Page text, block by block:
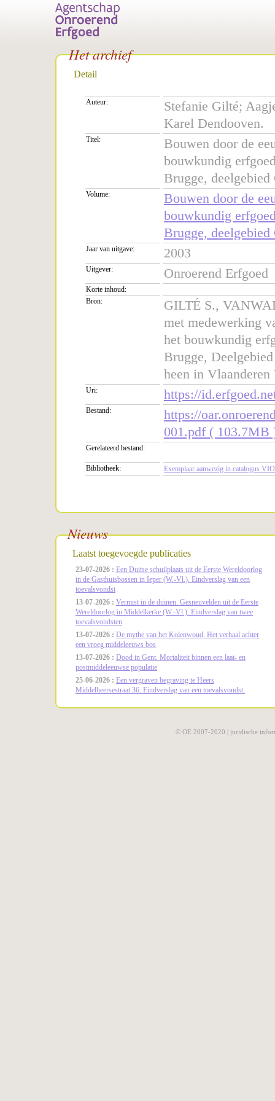
Het archief
Detail
Auteur:
Stefanie Gilté;
Karel Dendooven.
Titel:
Bouwen door de
bouwkundig
Brugge,
Volume:
Bouwen door de
bouwkundig
Brugge,
Jaar van uitgave: 2003
Uitgever: Onroerend Erfgoed
Korte inhoud:
Bron:
GILTÉ S.,
met medewerking
het bouwkundig
Brugge,
heen in
Uri: https://
Bestand:
https://
001.pdf ( 103.7MB
Gerelateerd bestand:
Bibliotheek: Exemplaar aanwezig in catalogus
Nieuws
Laatst toegevoegde publicaties
23-07-2026 : Een Duitse schuilplaats uit de Eerste Wereldoorlog
in de Gasthuisbossen in Ieper (W.-Vl.). Eindverslag van een
toevalsvondst
13-07-2026 : Vermist in de duinen. Gesneuvelden uit de Eerste
Wereldoorlog in Middelkerke (W.-Vl.). Eindverslag van twee
toevalsvondsten
13-07-2026 : De mythe van het Kolenwoud. Het verhaal achter
een vroeg middeleeuws bos
13-07-2026 : Dood in Gent. Mortaliteit binnen een laat- en
postmiddeleeuwse populatie
25-06-2026 : Een vergraven begraving te Heers
Middelheersestraat 36. Eindverslag van een toevalsvondst.
© OE 2007-2020 | juridische